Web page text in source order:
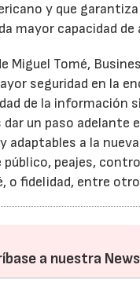
y que
mayor capacidad
Miguel Tomé,
seguridad en la
de la información
dar un paso adelante
adaptables a la
peajes,
o fidelidad, entre
a nuestra